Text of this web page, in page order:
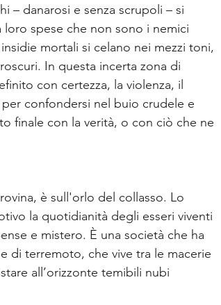
– danarosi e senza scrupoli – si
spese che non sono i nemici
mortali si celano nei mezzi toni,
In questa incerta zona di
con certezza, la violenza, il
confondersi nel buio crudele e
finale con la verità, o con ciò che ne
è sull'orlo del collasso. Lo
la quotidianità degli esseri viventi
e mistero. È una società che ha
di terremoto, che vive tra le macerie
all’orizzonte temibili nubi